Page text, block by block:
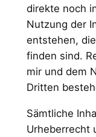
direkte noch
Nutzung der
entstehen,
finden sind.
mir und dem
Dritten
Sämtliche
Urheberrecht